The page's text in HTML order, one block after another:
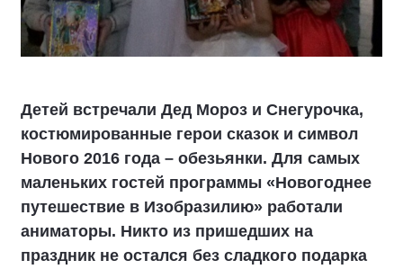
Детей встречали Дед Мороз и Снегурочка,
костюмированные герои сказок и символ
Нового 2016 года – обезьянки. Для самых
маленьких гостей программы «Новогоднее
путешествие в Изобразилию» работали
аниматоры. Никто из пришедших на
праздник не остался без сладкого подарка